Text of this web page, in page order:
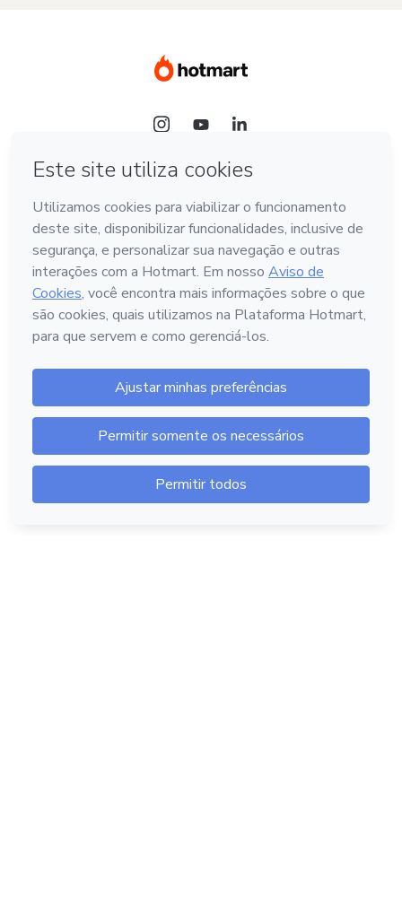
Idioma
Português - Brasil
Hotmart — 2011-2026 © Todos os direitos reservados